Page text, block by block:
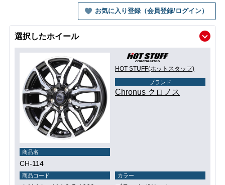
お気に入り登録（会員登録/ログイン）
選択したホイール
HOT STUFF(ホットスタッフ)
ブランド
Chronus クロノス
商品名
CH-114
商品コード カラー